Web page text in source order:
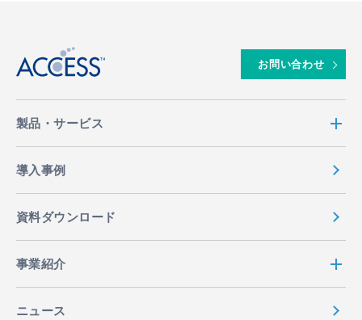
お問い合わせ
製品・サービス
導入事例
資料ダウンロード
事業紹介
ニュース